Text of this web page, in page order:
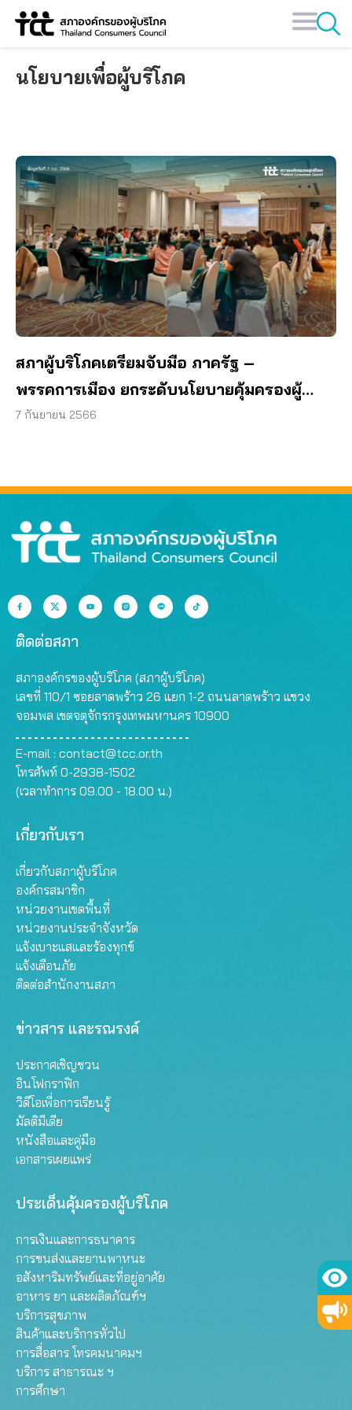
Skip
นโยบายเพื่อผู้บริโภค
สภาผู้บริโภคเตรียมจับมือ ภาครัฐ –
พรรคการเมือง ยกระดับนโยบายคุ้มครองผู้
บริโภค
7 กันยายน 2566
ติดต่อสภา
สภาองค์กรของผู้บริโภค (สภาผู้บริโภค)
เลขที่ 110/1 ซอยลาดพร้าว 26 แยก 1-2 ถนนลาดพร้าว แขวง
จอมพล เขตจตุจักรกรุงเทพมหานคร 10900
E-mail : contact@tcc.or.th
โทรศัพท์ 0-2938-1502
(เวลาทำการ 09.00 - 18.00 น.)
เกี่ยวกับเรา
เกี่ยวกับสภาผู้บริโภค
องค์กรสมาชิก
หน่วยงานเขตพื้นที่
หน่วยงานประจำจังหวัด
แจ้งเบาะแสและร้องทุกข์
แจ้งเตือนภัย
ติดต่อสำนักงานสภา
ข่าวสาร และรณรงค์
ประกาศเชิญชวน
อินโฟกราฟิก
วิดีโอเพื่อการเรียนรู้
มัลติมีเดีย
หนังสือและคู่มือ
เอกสารเผยแพร่
ประเด็นคุ้มครองผู้บริโภค
การเงินและการธนาคาร
การขนส่งและยานพาหนะ
อสังหาริมทรัพย์และที่อยู่อาศัย
อาหาร ยา และผลิตภัณฑ์ฯ
บริการสุขภาพ
สินค้าและบริการทั่วไป
การสื่อสาร โทรคมนาคมฯ
บริการ สาธารณะ ฯ
การศึกษา